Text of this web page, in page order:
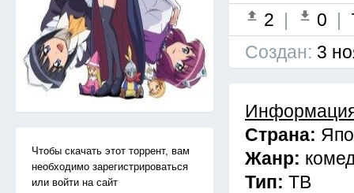
Чтобы скачать этот торрент, вам
необходимо зарегистрироваться
или войти на сайт
2 | 0 |
Cоздан: 3
Страна:
Жанр:
Тип: ТВ